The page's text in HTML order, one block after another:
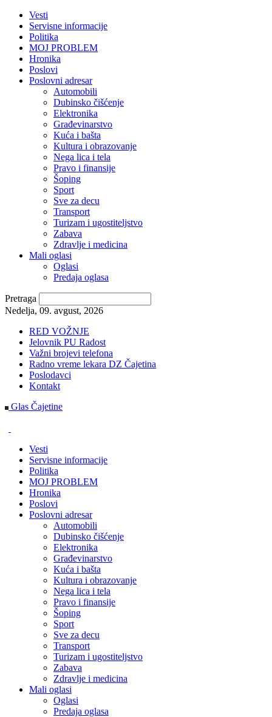
Vesti
Servisne informacije
Politika
MOJ PROBLEM
Hronika
Poslovi
Poslovni adresar
Automobili
Dubinsko čišćenje
Elektronika
Građevinarstvo
Kuća i bašta
Kultura i obrazovanje
Nega lica i tela
Pravo i finansije
Šoping
Sport
Sve za decu
Transport
Turizam i ugostiteljstvo
Zabava
Zdravlje i medicina
Mali oglasi
Oglasi
Predaja oglasa
Pretraga
Nedelja, 09. avgust, 2026
RED VOŽNJE
Jelovnik PU Radost
Važni brojevi telefona
Radno vreme lekara DZ Čajetina
Poslodavci
Kontakt
Glas Čajetine
Vesti
Servisne informacije
Politika
MOJ PROBLEM
Hronika
Poslovi
Poslovni adresar
Automobili
Dubinsko čišćenje
Elektronika
Građevinarstvo
Kuća i bašta
Kultura i obrazovanje
Nega lica i tela
Pravo i finansije
Šoping
Sport
Sve za decu
Transport
Turizam i ugostiteljstvo
Zabava
Zdravlje i medicina
Mali oglasi
Oglasi
Predaja oglasa